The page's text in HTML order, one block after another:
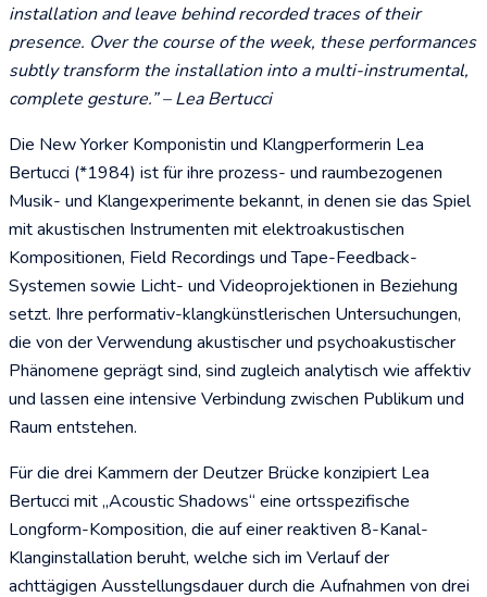
installation and leave behind recorded traces of their
presence. Over the course of the week, these performances
subtly transform the installation into a multi-instrumental,
complete gesture.” – Lea Bertucci
Die New Yorker Komponistin und Klangperformerin Lea
Bertucci (*1984) ist für ihre prozess- und raumbezogenen
Musik- und Klangexperimente bekannt, in denen sie das Spiel
mit akustischen Instrumenten mit elektroakustischen
Kompositionen, Field Recordings und Tape-Feedback-
Systemen sowie Licht- und Videoprojektionen in Beziehung
setzt. Ihre performativ-klangkünstlerischen Untersuchungen,
die von der Verwendung akustischer und psychoakustischer
Phänomene geprägt sind, sind zugleich analytisch wie affektiv
und lassen eine intensive Verbindung zwischen Publikum und
Raum entstehen.
Für die drei Kammern der Deutzer Brücke konzipiert Lea
Bertucci mit „Acoustic Shadows“ eine ortsspezifische
Longform-Komposition, die auf einer reaktiven 8-Kanal-
Klanginstallation beruht, welche sich im Verlauf der
achttägigen Ausstellungsdauer durch die Aufnahmen von drei